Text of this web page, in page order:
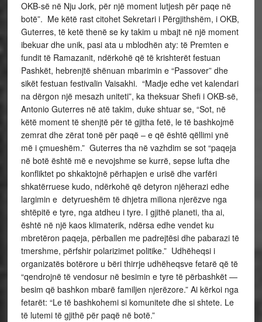
OKB-së në Nju Jork, për një moment lutjesh për paqe në
botë”. Me këtë rast citohet Sekretari i Përgjithshëm, i OKB,
Guterres, të ketë thenë se ky takim u mbajt në një moment
ibekuar dhe unik, pasi ata u mblodhën aty: të Premten e
fundit të Ramazanit, ndërkohë që të krishterët festuan
Pashkët, hebrenjtë shënuan mbarimin e “Passover” dhe
sikët festuan festivalin Vaisakhi. “Madje edhe vet kalendari
na dërgon një mesazh uniteti”, ka theksuar Shefi i OKB-së,
Antonio Guterres në atë takim, duke shtuar se, “Sot, në
këtë moment të shenjtë për të gjitha fetë, le të bashkojmë
zemrat dhe zërat tonë për paqë – e që është qëllimi ynë
më i çmueshëm.” Guterres tha në vazhdim se sot “paqeja
në botë është më e nevojshme se kurrë, sepse lufta dhe
konfliktet po shkaktojnë përhapjen e urisë dhe varfëri
shkatërruese kudo, ndërkohë që detyron njëherazi edhe
largimin e detyrueshëm të dhjetra miliona njerëzve nga
shtëpitë e tyre, nga atdheu i tyre. I gjithë planeti, tha ai,
është në një kaos klimaterik, ndërsa edhe vendet ku
mbretëron paqeja, përballen me padrejtësi dhe pabarazi të
tmershme, përfshir polarizimet politike.” Udhëheqsi i
organizatës botërore u bëri thirrje udhëheqsve fetarë që të
“qendrojnë të vendosur në besimin e tyre të përbashkët —
besim që bashkon mbarë familjen njerëzore.” Ai kërkoi nga
fetarët: “Le të bashkohemi si komunitete dhe si shtete. Le
të lutemi të gjithë për paqë në botë.”